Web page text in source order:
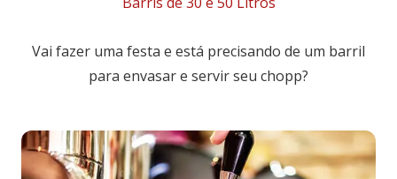
Vai fazer uma festa e está precisando de um barril
para envasar e servir seu chopp?